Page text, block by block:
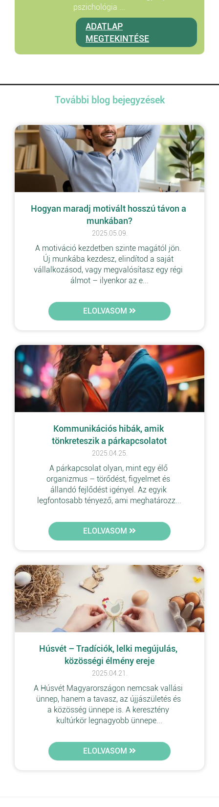
pszichológia ...
ADATLAP
MEGTEKINTÉSE
További blog bejegyzések
Hogyan maradj motivált hosszú távon a
munkában?
2025.05.09.
A motiváció kezdetben szinte magától jön.
Új munkába kezdesz, elindítod a saját
vállalkozásod, vagy megvalósítasz egy régi
álmot – ilyenkor az e...
ELOLVASOM
Kommunikációs hibák, amik
tönkreteszik a párkapcsolatot
2025.04.25.
A párkapcsolat olyan, mint egy élő
organizmus – törődést, figyelmet és
állandó fejlődést igényel. Az egyik
legfontosabb tényező, ami meghatározz...
ELOLVASOM
Húsvét – Tradíciók, lelki megújulás,
közösségi élmény ereje
2025.04.21.
A Húsvét Magyarországon nemcsak vallási
ünnep, hanem a tavasz, az újjászületés és
a közösség ünnepe is. A keresztény
kultúrkör legnagyobb ünnepe...
ELOLVASOM